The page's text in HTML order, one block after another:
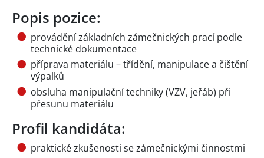
Popis pozice:
provádění základních zámečnických prací podle
technické dokumentace
příprava materiálu – třídění, manipulace a čištění
výpalků
obsluha manipulační techniky (VZV, jeřáb) při
přesunu materiálu
Profil kandidáta:
praktické zkušenosti se zámečnickými činnostmi